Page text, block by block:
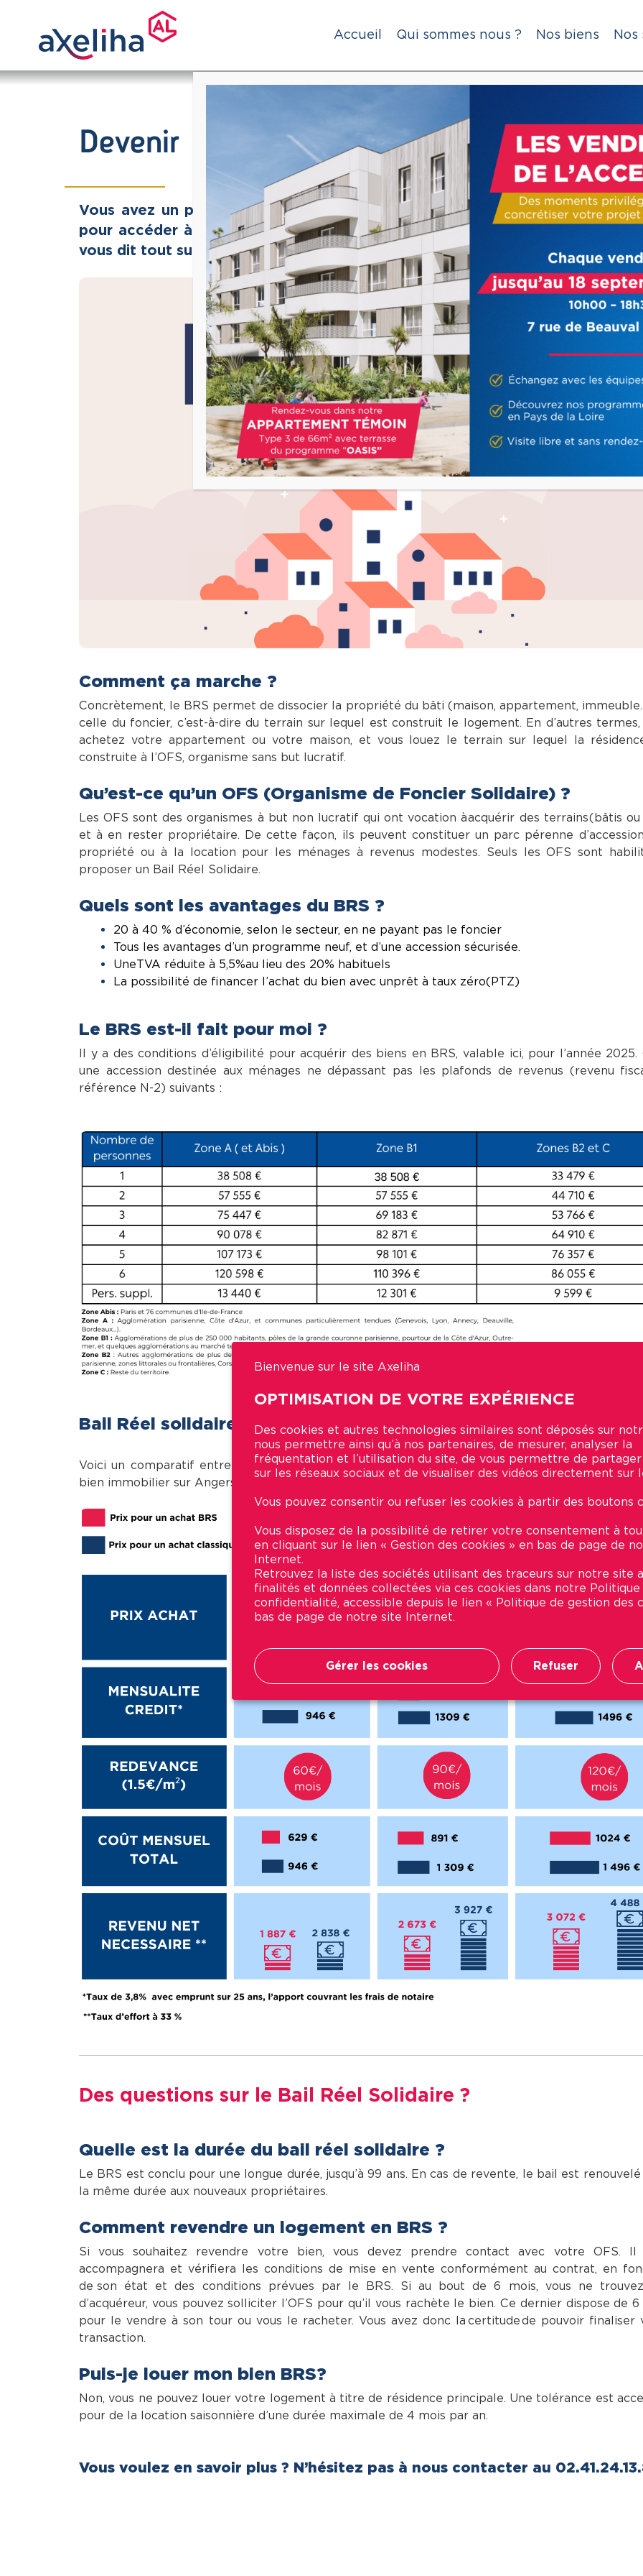
Accueil Qui sommes nous ? Nos biens Nos
Devenir propriétaire avec le Bail Réel
Vous avez un projet immobilier ? Axeliha, spécialiste de l'immobilier
pour accéder à la propriété : le Bail réel Solidaire. Destiné à favoriser
vous dit tout sur ce produit innovant.
Comment ça marche ?
Concrètement, le BRS permet de dissocier la propriété du bâti (maison, appartement,
celle du foncier, c’est-à-dire du terrain sur lequel est construit le logement. En d’autres termes,
achetez votre appartement ou votre maison, et vous louez le terrain sur lequel la
construite à l’OFS, organisme sans but lucratif.
Qu’est-ce qu’un OFS (Organisme de Foncier Solidaire) ?
Les OFS sont des organismes à but non lucratif qui ont vocation à acquérir des terrains (bâtis
et à en rester propriétaire. De cette façon, ils peuvent constituer un parc pérenne
propriété ou à la location pour les ménages à revenus modestes. Seuls les OFS sont
proposer un Bail Réel Solidaire.
Quels sont les avantages du BRS ?
20 à 40 % d’économie, selon le secteur, en ne payant pas le foncier
Tous les avantages d’un programme neuf, et d’une accession sécurisée.
Une TVA réduite à 5,5% au lieu des 20% habituels
La possibilité de financer l’achat du bien avec un prêt à taux zéro (PTZ)
Le BRS est-il fait pour moi ?
Il y a des conditions d’éligibilité pour acquérir des biens en BRS, valable ici, pour l’année 2025.
une accession destinée aux ménages ne dépassant pas les plafonds de revenus (revenu
référence N-2) suivants :
Bail Réel solidaire, 3 cas types pour mieux comprendre
Voici un comparatif entre le marché actuel (2024) et la proposition de bien BRS pour l’achat
bien immobilier sur Angers :
Des questions sur le Bail Réel Solidaire ?
Quelle est la durée du bail réel solidaire ?
Le BRS est conclu pour une longue durée, jusqu’à 99 ans. En cas de revente, le bail est
la même durée aux nouveaux propriétaires.
Comment revendre un logement en BRS ?
Si vous souhaitez revendre votre bien, vous devez prendre contact avec votre OFS. Il
accompagnera et vérifiera les conditions de mise en vente conformément au contrat, en
de son état et des conditions prévues par le BRS. Si au bout de 6 mois, vous ne
d’acquéreur, vous pouvez solliciter l’OFS pour qu’il vous rachète le bien. Ce dernier dispose de 6
pour le vendre à son tour ou vous le racheter. Vous avez donc la certitude de pouvoir finaliser
transaction.
Puis-je louer mon bien BRS ?
Non, vous ne pouvez louer votre logement à titre de résidence principale. Une tolérance est
pour de la location saisonnière d’une durée maximale de 4 mois par an.
Vous voulez en savoir plus ? N’hésitez pas à nous contacter au
Bienvenue sur le site Axeliha
OPTIMISATION DE VOTRE EXPÉRIENCE
Des cookies et autres technologies similaires sont déposés sur
nous permettre ainsi qu’à nos partenaires, de mesurer, analyser la
fréquentation et l’utilisation du site, de vous permettre de
sur les réseaux sociaux et de visualiser des vidéos directement sur
Vous pouvez consentir ou refuser les cookies à partir des boutons
Vous disposez de la possibilité de retirer votre consentement à
en cliquant sur le lien « Gestion des cookies » en bas de page de
Internet.
Retrouvez la liste des sociétés utilisant des traceurs sur notre site
finalités et données collectées via ces cookies dans notre Politique
confidentialité, accessible depuis le lien « Politique de gestion des
bas de page de notre site Internet.
Gérer les cookies Refuser